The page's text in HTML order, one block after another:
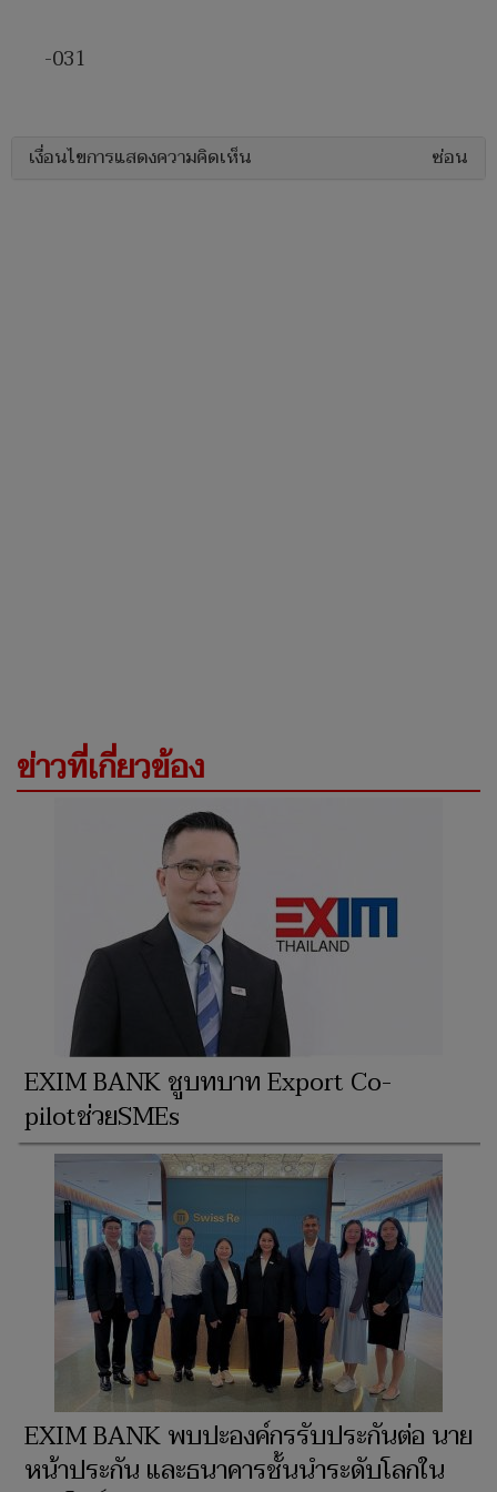
-031
เงื่อนไขการแสดงความคิดเห็น ซ่อน
ข่าวที่เกี่ยวข้อง
EXIM BANK ชูบทบาท Export Co-
pilotช่วยSMEs
EXIM BANK พบปะองค์กรรับประกันต่อ นาย
หน้าประกัน และธนาคารชั้นนำระดับโลกใน